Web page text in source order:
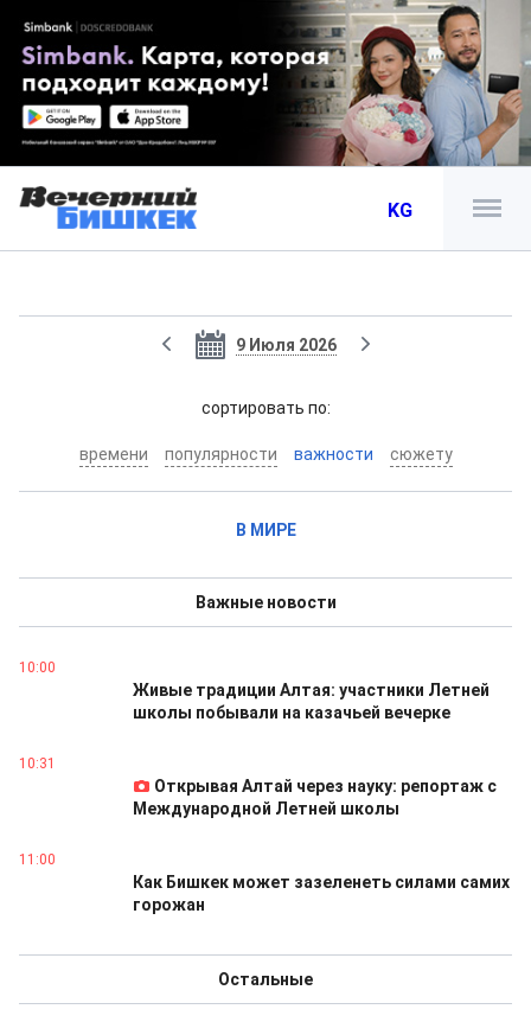
KG
9 Июля 2026
cортировать по:
времени популярности важности сюжету
В МИРЕ
Важные новости
10:00
Живые традиции Алтая: участники Летней
школы побывали на казачьей вечерке
10:31
Открывая Алтай через науку: репортаж с
Международной Летней школы
11:00
Как Бишкек может зазеленеть силами самих
горожан
Остальные